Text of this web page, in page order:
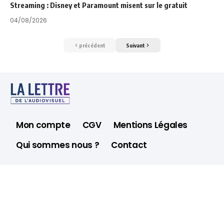
Streaming : Disney et Paramount misent sur le gratuit
04/08/2026
précédent Suivant
Mon compte CGV
Mentions Légales
Qui sommes nous ?
Contact